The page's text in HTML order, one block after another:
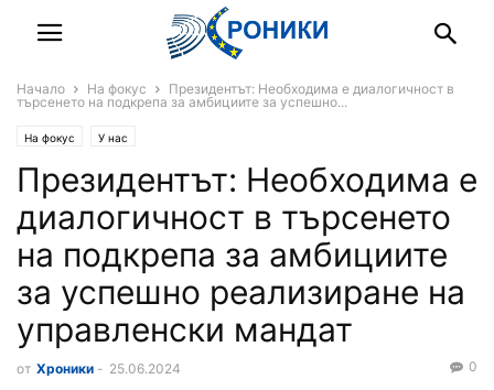
Начало На фокус
Президентът: Необходима е диалогичност в
търсенето на подкрепа за амбициите за успешно...
На фокус У нас
Президентът: Необходима е
диалогичност в търсенето
на подкрепа за амбициите
за успешно реализиране на
управленски мандат
от Хроники - 25.06.2024 0